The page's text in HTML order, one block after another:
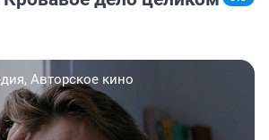
Авторское кино